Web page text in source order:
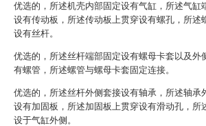
优选的，所述机壳内部固定设有气缸，所述气缸
设有传动板，所述传动板上贯穿设有螺孔，所述
设有丝杆。
优选的，所述丝杆端部固定设有螺母卡套以及外
有螺管，所述螺管与螺母卡套固定连接。
优选的，所述丝杆外侧套接设有轴承，所述轴承
设有加固板，所述加固板上贯穿设有滑动孔，所
设于气缸外侧。